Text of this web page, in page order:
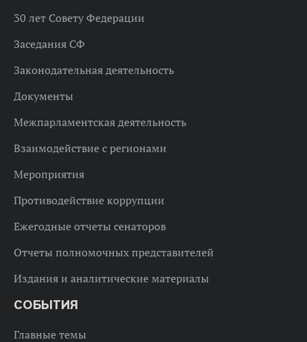
30 лет Совету Федерации
Заседания СФ
Законодательная деятельность
Документы
Межпарламентская деятельность
Взаимодействие с регионами
Мероприятия
Противодействие коррупции
Ежегодные отчеты сенаторов
Отчеты полномочных представителей
Издания и аналитические материалы
СОБЫТИЯ
Главные темы